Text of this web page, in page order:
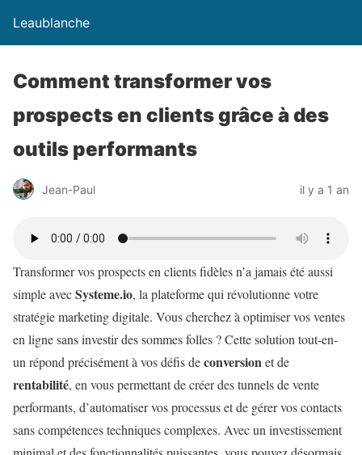
Leaublanche
Comment transformer vos
prospects en clients grâce à des
outils performants
Jean-Paul il y a 1 an
Transformer vos prospects en clients fidèles n’a jamais été aussi
simple avecSysteme.io, la plateforme qui révolutionne votre
stratégie marketing digitale. Vous cherchez à optimiser vos ventes
en ligne sans investir des sommes folles ? Cette solution tout-en-
un répond précisément à vos défis deconversionet de
rentabilité, en vous permettant de créer des tunnels de vente
performants, d’automatiser vos processus et de gérer vos contacts
sans compétences techniques complexes. Avec un investissement